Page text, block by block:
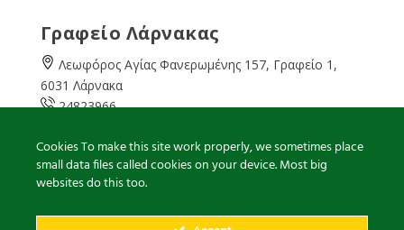
Γραφείο Λάρνακας
Λεωφόρος Αγίας Φανερωμένης 157, Γραφείο 1,
6031 Λάρνακα
24823966
08:00 – 16:00 Καθημερινά
larnaka@cyprusgreens.org
Cookies To make this site work properly, we sometimes place
small data files called cookies on your device. Most big
websites do this too.